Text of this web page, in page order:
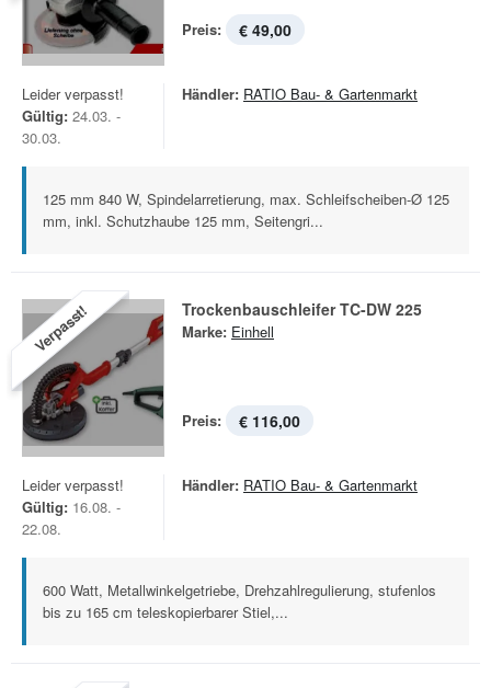
Preis: € 49,00
Leider verpasst!
Gültig: 24.03. -
30.03.
Händler: RATIO Bau- & Gartenmarkt
125 mm 840 W, Spindelarretierung, max. Schleifscheiben-Ø 125
mm, inkl. Schutzhaube 125 mm, Seitengri...
Verpasst! Trockenbauschleifer TC-DW 225
Marke: Einhell
Preis: € 116,00
Leider verpasst!
Gültig: 16.08. -
22.08.
Händler: RATIO Bau- & Gartenmarkt
600 Watt, Metallwinkelgetriebe, Drehzahlregulierung, stufenlos
bis zu 165 cm teleskopierbarer Stiel,...